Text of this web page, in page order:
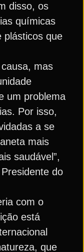
disso, os
químicas
plásticos que
mas
um problema
Por isso,
a se
mais
saudável”,
do
com o
está
que